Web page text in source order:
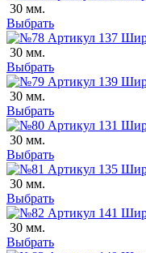
30 мм.
Выбрать
30 мм.
Выбрать
30 мм.
Выбрать
30 мм.
Выбрать
30 мм.
Выбрать
30 мм.
Выбрать